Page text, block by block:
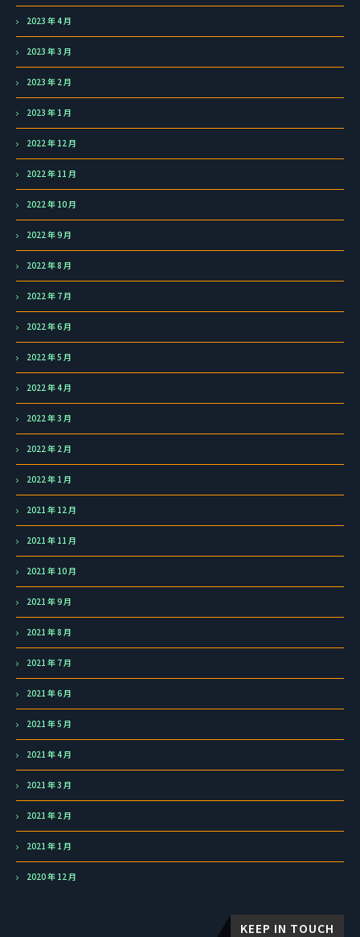
2023 年 4 月
2023 年 3 月
2023 年 2 月
2023 年 1 月
2022 年 12 月
2022 年 11 月
2022 年 10 月
2022 年 9 月
2022 年 8 月
2022 年 7 月
2022 年 6 月
2022 年 5 月
2022 年 4 月
2022 年 3 月
2022 年 2 月
2022 年 1 月
2021 年 12 月
2021 年 11 月
2021 年 10 月
2021 年 9 月
2021 年 8 月
2021 年 7 月
2021 年 6 月
2021 年 5 月
2021 年 4 月
2021 年 3 月
2021 年 2 月
2021 年 1 月
2020 年 12 月
KEEP IN TOUCH